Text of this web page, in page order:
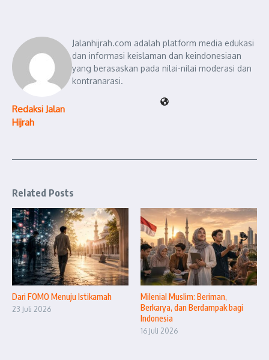
Redaksi Jalan
Hijrah
Jalanhijrah.com adalah platform media edukasi
dan informasi keislaman dan keindonesiaan
yang berasaskan pada nilai-nilai moderasi dan
kontranarasi.
Related Posts
Dari FOMO Menuju Istikamah
23 Juli 2026
Milenial Muslim: Beriman,
Berkarya, dan Berdampak bagi
Indonesia
16 Juli 2026